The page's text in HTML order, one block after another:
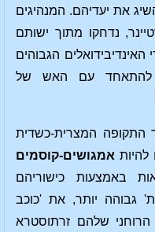
את יעדיהם. המנהיגים
נדחקו מתוך ישותם
הגבוהים
להתאחד עם האש של
התקופה המצרית-כשדית
להיות אמגושים-קוסמים
באמצעות כישוריהם
גבוהה יותר, את 'כוכב
שלהם זרתוסטרא